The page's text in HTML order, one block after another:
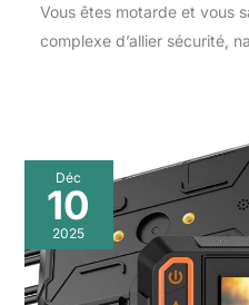
Vous êtes motarde et vous
complexe d’allier sécurité,
Déc
10
2025